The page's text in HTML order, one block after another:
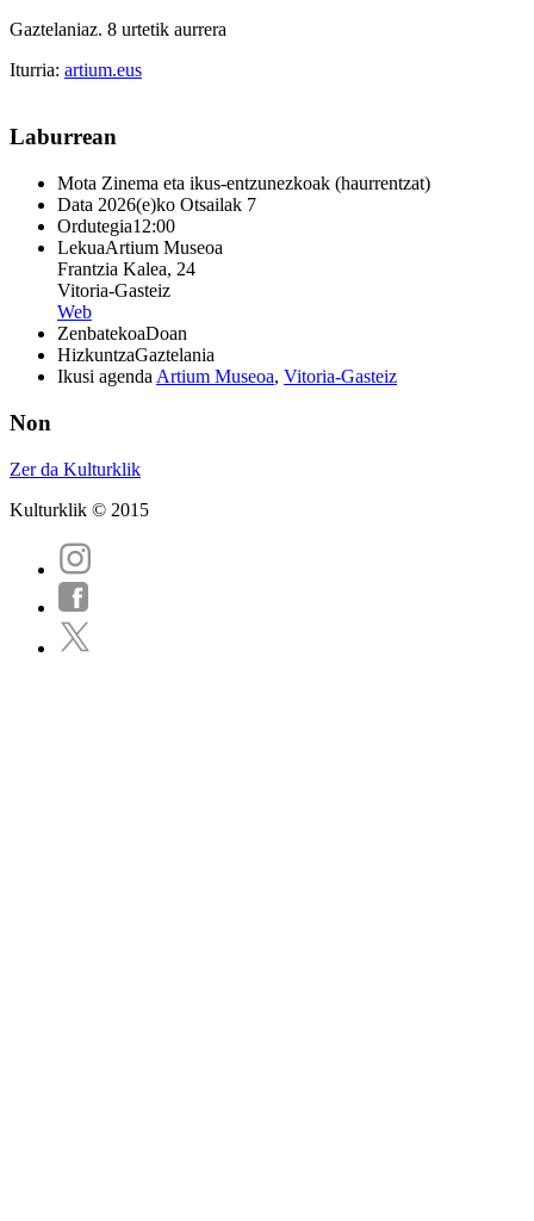
Gaztelaniaz. 8 urtetik aurrera
Iturria: artium.eus
Laburrean
Mota Zinema eta ikus-entzunezkoak (haurrentzat)
Data 2026(e)ko Otsailak 7
Ordutegia12:00
LekuaArtium Museoa
Frantzia Kalea, 24
Vitoria-Gasteiz
Web
ZenbatekoaDoan
HizkuntzaGaztelania
Ikusi agenda Artium Museoa, Vitoria-Gasteiz
Non
Zer da Kulturklik
Kulturklik © 2015